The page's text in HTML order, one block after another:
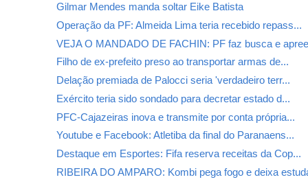
Gilmar Mendes manda soltar Eike Batista
Operação da PF: Almeida Lima teria recebido repass...
VEJA O MANDADO DE FACHIN: PF faz busca e
Filho de ex-prefeito preso ao transportar armas de...
Delação premiada de Palocci seria 'verdadeiro terr...
Exército teria sido sondado para decretar estado d...
PFC-Cajazeiras inova e transmite por conta própria...
Youtube e Facebook: Atletiba da final do Paranaens...
Destaque em Esportes: Fifa reserva receitas da Cop...
RIBEIRA DO AMPARO: Kombi pega fogo e deixa